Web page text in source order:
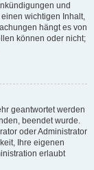
und
wichtigen Inhalt,
hängt es von
können oder nicht;
geantwortet werden
beendet wurde.
oder Administrator
Ihre eigenen
erlaubt